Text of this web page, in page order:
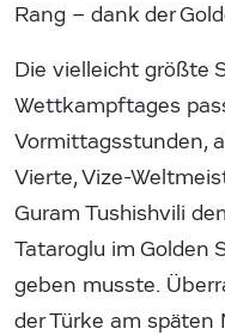
Rang – dank der
Die vielleicht größte
Wettkampftages
Vormittagsstunden,
Vierte, Vize-
Guram Tushishvili
Tataroglu im Golden
geben musste.
der Türke am